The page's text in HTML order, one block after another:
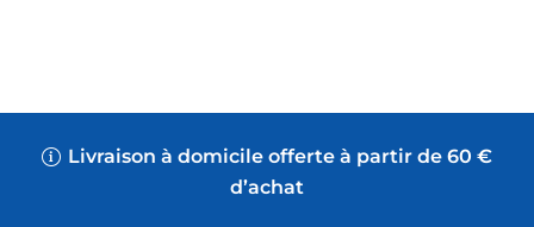
Livraison à domicile offerte à partir de 60 €
d’achat